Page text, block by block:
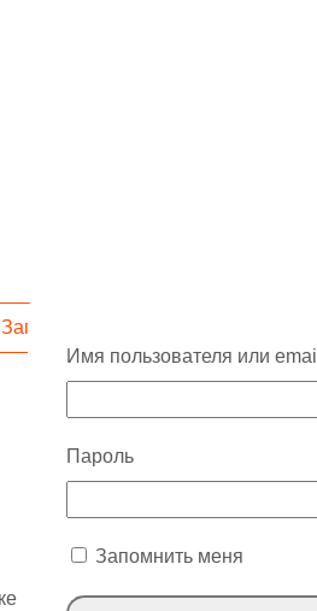
Запросить скидку
Имя пользователя или email
Пароль
Запомнить меня